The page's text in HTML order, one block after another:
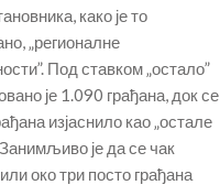
како је то
„регионалне
Под ставком „остало”
је 1.090 грађана, док се
изјаснило као „остале
Занимљиво је да се чак
око три посто грађана